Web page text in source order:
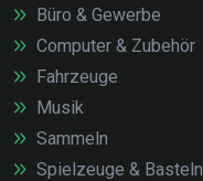
Büro & Gewerbe
Computer & Zubehör
Fahrzeuge
Musik
Sammeln
Spielzeuge & Basteln